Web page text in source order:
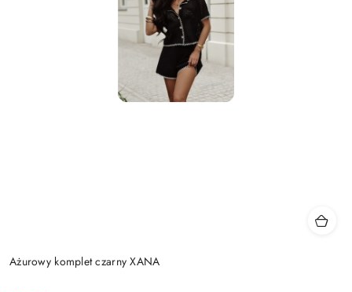
Ażurowy komplet czarny XANA